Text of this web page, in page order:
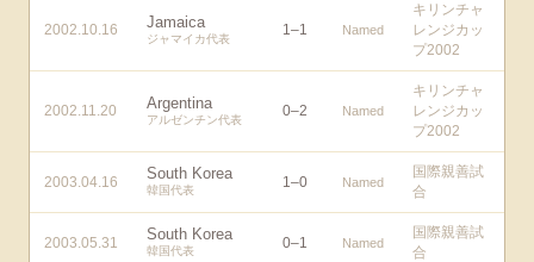
2002.10.16 Jamaica
ジャマイカ代表
1–1 Named
キリンチャ
レンジカッ
プ2002
2002.11.20 Argentina
アルゼンチン代表
0–2 Named
キリンチャ
レンジカッ
プ2002
2003.04.16 South Korea
韓国代表 1–0 Named
国際親善試
合
2003.05.31 South Korea
韓国代表 0–1 Named
国際親善試
合